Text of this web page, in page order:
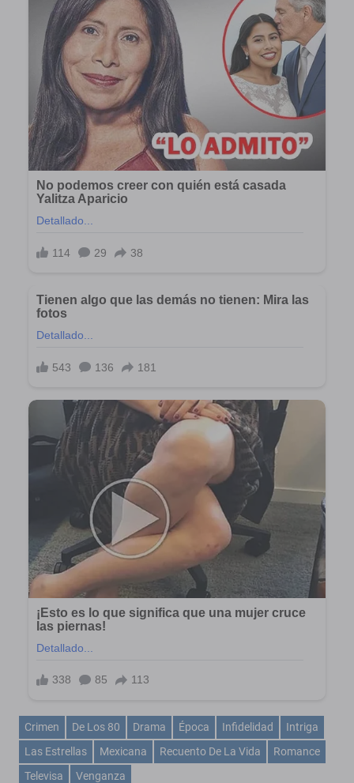
Crimen De Los 80 Drama Época Infidelidad
Intriga
Las Estrellas
Mexicana Recuento De La Vida
Romance
Televisa
Venganza